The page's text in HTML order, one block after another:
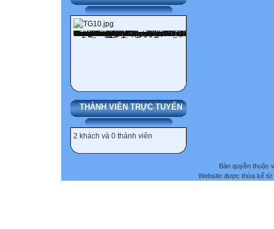
THÀNH VIÊN TRỰC TUYẾN
2 khách và 0 thành viên
Bản quyền thuộc
Website được thừa kế từ